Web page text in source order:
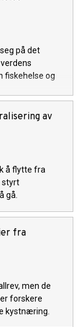
på det
fiskehelse og
av
å flytte fra
styrt
gå.
fra
men de
forskere
kystnæring.